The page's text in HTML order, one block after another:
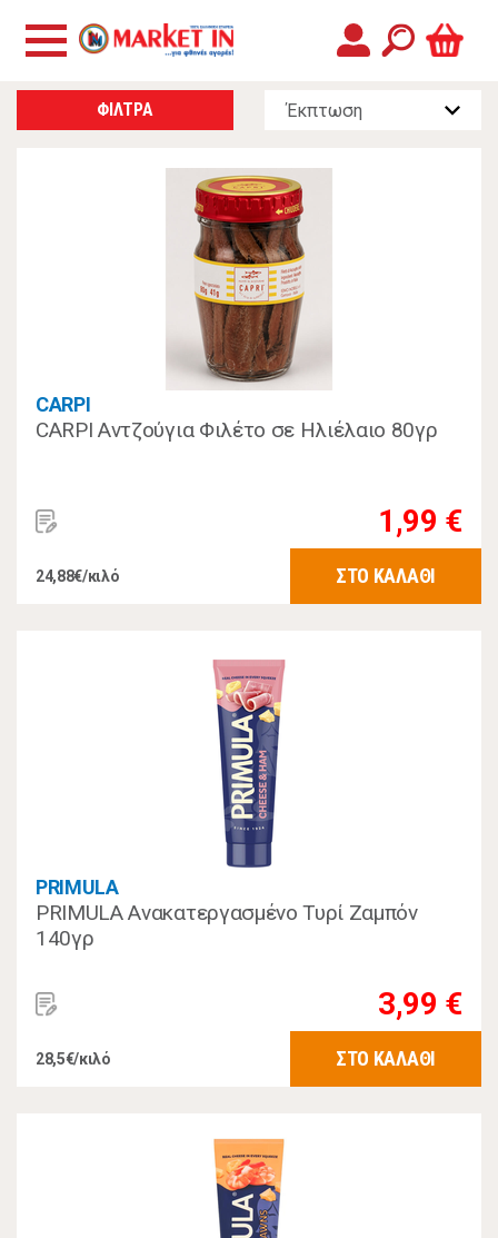
ΦΙΛΤΡΑ
CARPI
CARPI Αντζούγια Φιλέτο σε Ηλιέλαιο 80γρ
1,99 €
24,88€/κιλό ΣΤΟ ΚΑΛΑΘΙ
PRIMULA
PRIMULA Ανακατεργασμένο Τυρί Ζαμπόν
140γρ
3,99 €
28,5€/κιλό ΣΤΟ ΚΑΛΑΘΙ